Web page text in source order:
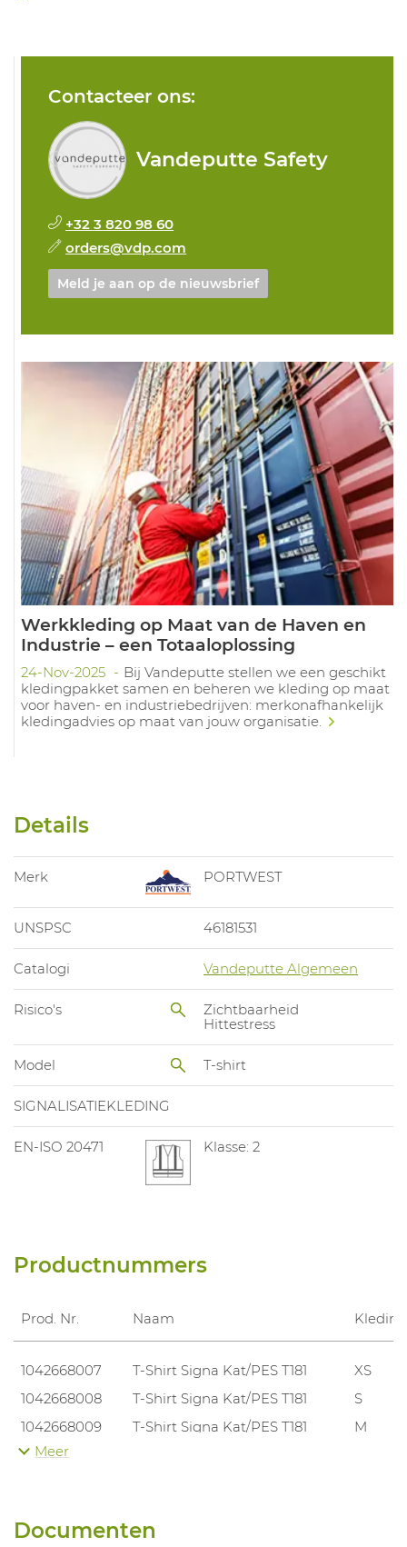
Contacteer ons:
Vandeputte Safety
+32 3 820 98 60
orders@vdp.com
Meld je aan op de nieuwsbrief
Werkkleding op Maat van de Haven en
Industrie – een Totaaloplossing
24-Nov-2025
Bij Vandeputte stellen we een geschikt
kledingpakket samen en beheren we kleding op maat
voor haven- en industriebedrijven: merkonafhankelijk
kledingadvies op maat van jouw organisatie.
Details
Merk PORTWEST
UNSPSC 46181531
Catalogi Vandeputte Algemeen
Risico's
Zichtbaarheid
Hittestress
Model T-shirt
SIGNALISATIEKLEDING
EN-ISO 20471 Klasse: 2
Productnummers
Prod. Nr. Naam
1042668007 T-Shirt Signa Kat/PES T181
XS
1042668008
T-Shirt Signa Kat/PES T181
S
1042668009
T-Shirt Signa Kat/PES T181
M
1042668010
1042668013
T-Shirt Signa Kat/PES T181
Meer
Documenten